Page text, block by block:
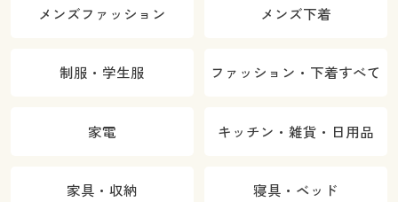
メンズファッション メンズ下着
制服・学生服 ファッション・下着すべて
家電 キッチン・雑貨・日用品
家具・収納 寝具・ベッド